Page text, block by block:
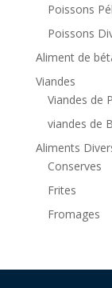
Poissons
Poissons
Aliment de
Viandes
Viandes de
viandes de
Aliments
Conserves
Frites
Fromages